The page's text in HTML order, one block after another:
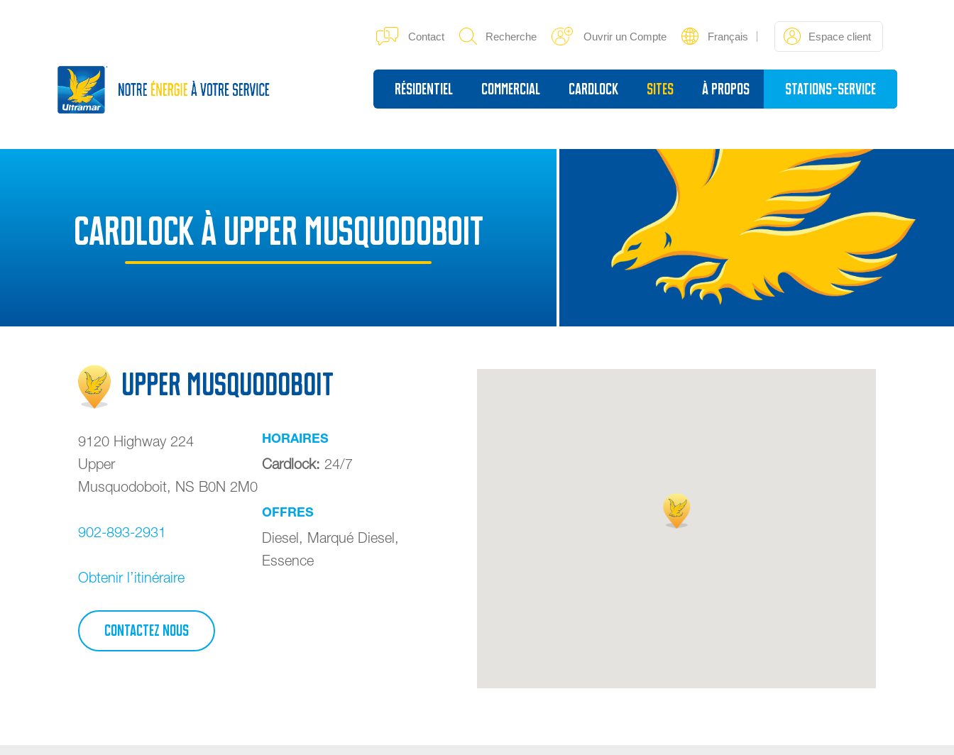
Contact Recherche Ouvrir un Compte Français Espace client
Résidentiel Commercial Cardlock sites À propos Stations-service
CARDLOCK À UPPER MUSQUODOBOIT
Upper Musquodoboit
9120 Highway 224
Upper
Musquodoboit NS B0N 2M0
902-893-2931
Obtenir l’itinéraire
CONTACTEZ NOUS
HORAIRES
Cardlock: 24/7
OFFRES
Diesel, Marqué Diesel,
Essence